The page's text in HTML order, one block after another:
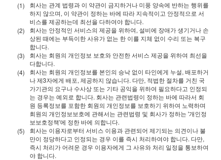
회사는 관계 법령과 이 약관이 금지하거나 미풍 양속에 반하는 행위를
하지 않으며, 이 약관이 정하는 바에 따라 지속적이고 안정적으로 서
비스를 제공하는데 최선을 다하여야 합니다.
회사는 안정적인 서비스의 제공을 위하여, 설비에 장애가 생기거나 손
상된 때에는 부득이한 사유가 없는 한 이를 지체 없이 수리 또는 복구
합니다.
회사는 회원의 개인정보 보호와 안전한 서비스 제공을 위하여 최선을
다합니다.
회사는 회원의 개인정보를 본인의 승낙 없이 타인에게 누설, 배포하거
나 제3자에게 배포, 제공하지 않습니다. 다만, 적법한 절차를 거친 국
가기관의 요구나 수사상 또는 기타 공익을 위하여 필요하다고 인정되
는 경우는 예외로 합니다. 회사는 관련법령이 정하는 바에 따라서 회
원 등록정보를 포함한 회원의 개인정보를 보호하기 위하여 노력하며
회원의 개인정보보호에 관해서는 관련법령 및 회사가 정하는 '개인정
보보호정책'에 정한 바에 의합니다.
회사는 이용자로부터 서비스 이용과 관련되어 제기되는 의견이나 불
만이 정당하다고 인정되는 경우 이를 즉시 처리하여야 합니다. 다만,
즉시 처리가 어려운 경우 이용자에게 그 사유와 처리 일정을 통보하여
야 합니다.